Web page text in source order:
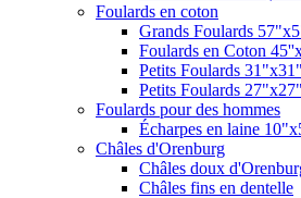
Foulards en coton
Grands Foulards
Foulards en Coton
Petits Foulards
Petits Foulards
Foulards pour des hommes
Écharpes en laine
Châles d'Orenburg
Châles doux
Châles fins en dentelle